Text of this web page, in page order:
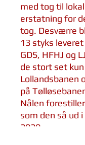
med tog til
erstatning for
tog. Desværre
13 styks leveret
GDS, HFHJ og
de stort set kun
Lollandsbanen
på
Nålen
som den så ud
2020.